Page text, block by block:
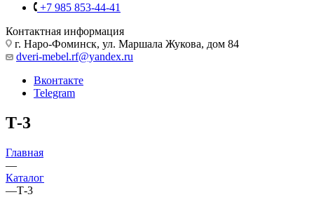
+7 985 853-44-41
Контактная информация
г. Наро-Фоминск, ул. Маршала Жукова, дом 84
dveri-mebel.rf@yandex.ru
Вконтакте
Telegram
Т-3
Главная
—
Каталог
—Т-3